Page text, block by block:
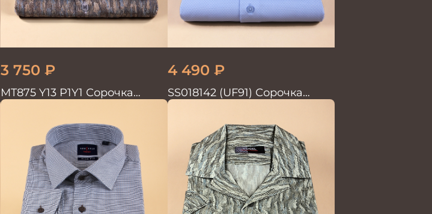
3 750 ₽
MT875 Y13 P1Y1 Сорочка
мужская
4 490 ₽
SS018142 (UF91) Сорочка
мужская GROSTYLE TRENDY